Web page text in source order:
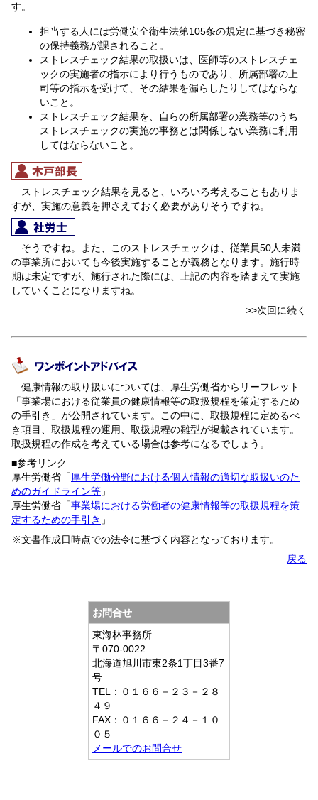
す。
担当する人には労働安全衛生法第105条の規定に基づき秘密
の保持義務が課されること。
ストレスチェック結果の取扱いは、医師等のストレスチェ
ックの実施者の指示により行うものであり、所属部署の上
司等の指示を受けて、その結果を漏らしたりしてはならな
いこと。
ストレスチェック結果を、自らの所属部署の業務等のうち
ストレスチェックの実施の事務とは関係しない業務に利用
してはならないこと。
ストレスチェック結果を見ると、いろいろ考えることもありま
すが、実施の意義を押さえておく必要がありそうですね。
そうですね。また、このストレスチェックは、従業員50人未満
の事業所においても今後実施することが義務となります。施行時
期は未定ですが、施行された際には、上記の内容を踏まえて実施
していくことになりますね。
>>次回に続く
健康情報の取り扱いについては、厚生労働省からリーフレット
「事業場における従業員の健康情報等の取扱規程を策定するため
の手引き」が公開されています。この中に、取扱規程に定めるべ
き項目、取扱規程の運用、取扱規程の雛型が掲載されています。
取扱規程の作成を考えている場合は参考になるでしょう。
■参考リンク
厚生労働省「厚生労働分野における個人情報の適切な取扱いのた
めのガイドライン等 」
厚生労働省「事業場における労働者の健康情報等の取扱規程を策
定するための手引き 」
※文書作成日時点での法令に基づく内容となっております。
戻る
お問合せ
東海林事務所
〒070-0022
北海道旭川市東2条1丁目3番7
号
TEL：０１６６－２３－２８
４９
FAX：０１６６－２４－１０
０５
メールでのお問合せ